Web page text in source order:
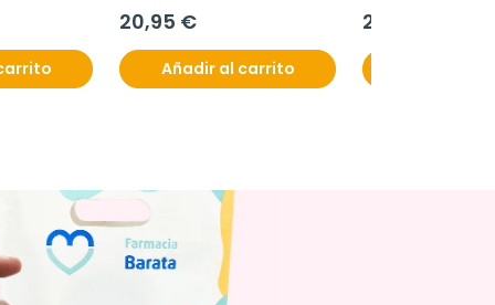
20,95 €
Añadir al carrito
22,95 €